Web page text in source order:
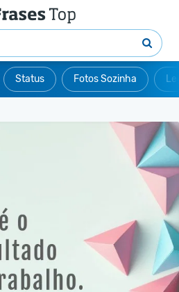
Status Fotos Sozinha